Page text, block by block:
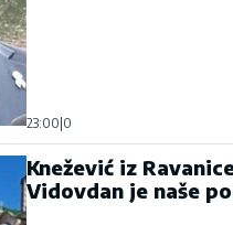
23:00 0
Knežević iz
Vidovdan je naše